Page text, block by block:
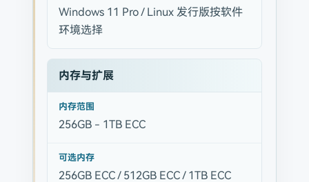
Windows 11 Pro / Linux 发行版按软件
环境选择
内存与扩展
内存范围
256GB - 1TB ECC
可选内存
256GB ECC / 512GB ECC / 1TB ECC